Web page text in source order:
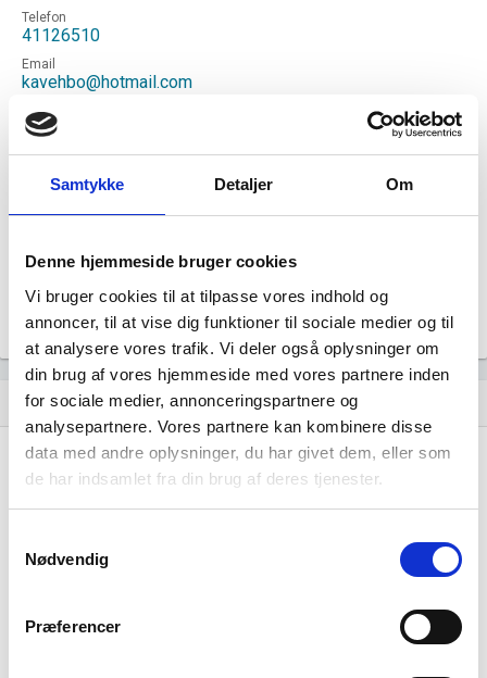
Samtykke Detaljer Om
Denne hjemmeside bruger cookies
Vi bruger cookies til at tilpasse vores indhold og
annoncer, til at vise dig funktioner til sociale medier og til
at analysere vores trafik. Vi deler også oplysninger om
din brug af vores hjemmeside med vores partnere inden
for sociale medier, annonceringspartnere og
analysepartnere. Vores partnere kan kombinere disse
data med andre oplysninger, du har givet dem, eller som
de har indsamlet fra din brug af deres tjenester.
Nødvendig
Præferencer
Telefon
41126510
Email
kavehbo@hotmail.com
Hjemmeside
Kaveh Borhani MD
Status
Aktiv
Uoplyst
Uoplyst
Tegningsregel
Uoplyst
show_chart Udvikling i antal ansatte
Kaveh Borhani MD har ikke haft nogen
beskæftigelse endnu. Vi kan derfor ikke
generere figuren for denne virksomhed.